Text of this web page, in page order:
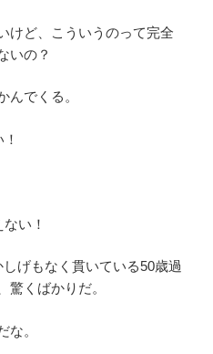
けど、こういうのって完全
いの？
んでくる。
い！
げもなく貫いている50歳過
驚くばかりだ。
な。